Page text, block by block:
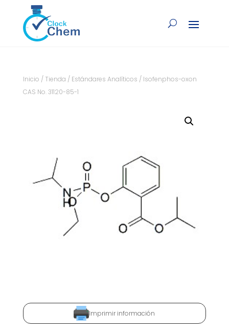
Inicio / Tienda / Estándares Analíticos / Isofenphos-oxon
CAS No. 31120-85-1
Imprimir información